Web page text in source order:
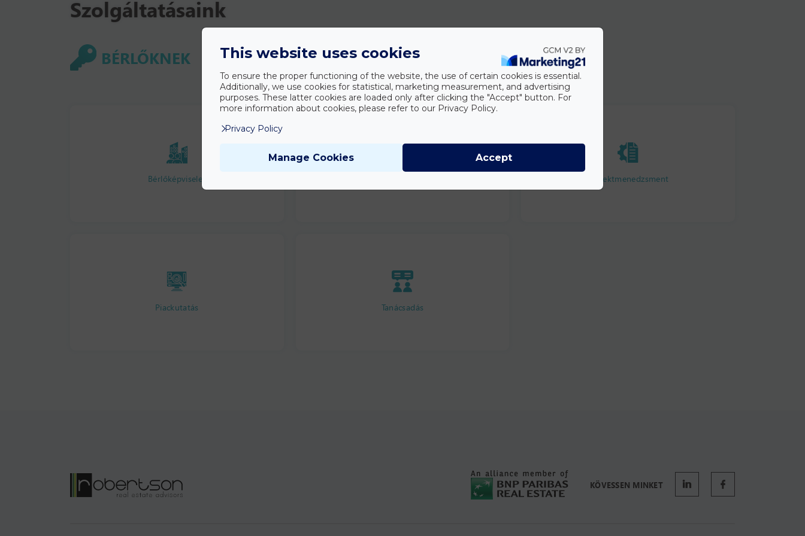
Szolgáltatásaink
BÉRLŐKNEK
Bérlőképviselet Projektmenedzsment
Piackutatás Tanácsadás
KÖVESSEN MINKET
This website uses cookies
To ensure the proper functioning of the website, the use of certain cookies is essential.
Additionally, we use cookies for statistical, marketing measurement, and advertising
purposes. These latter cookies are loaded only after clicking the "Accept" button. For
more information about cookies, please refer to our Privacy Policy.
Privacy Policy
Manage Cookies Accept